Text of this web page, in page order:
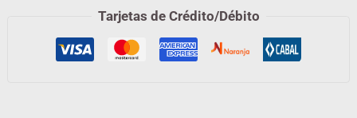
Tarjetas de Crédito/Débito